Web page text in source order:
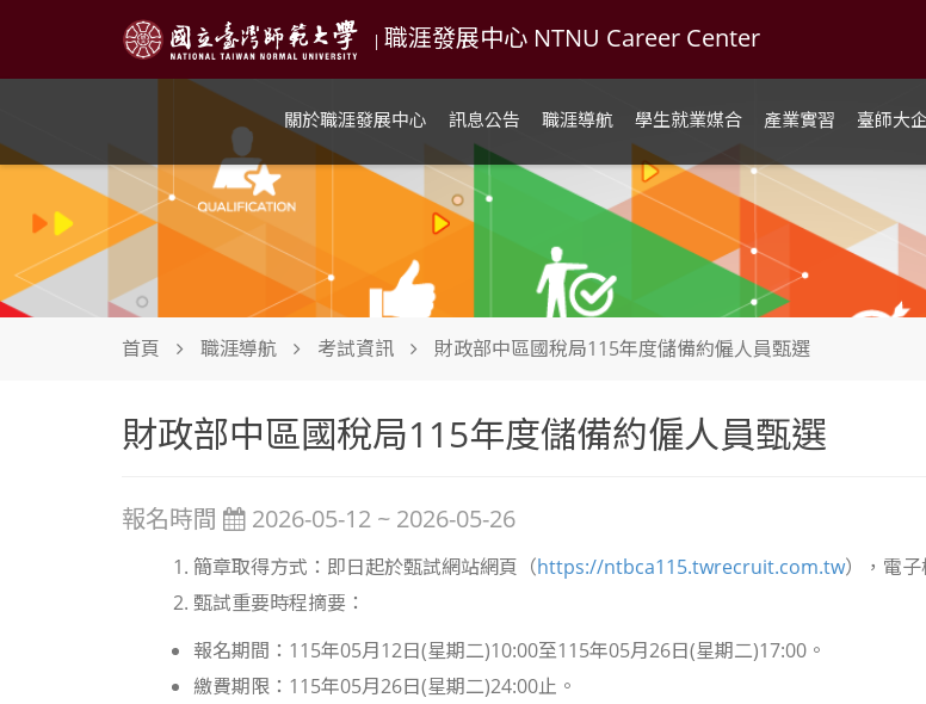
| 職涯發展中心 NTNU Career Center
關於職涯發展中心 訊息公告 職涯導航 學生就業媒合 產業實習 臺師大
首頁 職涯導航 考試資訊 財政部中區國稅局115年度儲備約僱人員甄選
財政部中區國稅局115年度儲備約僱人員甄選
報名時間 2026-05-12 ~ 2026-05-26
簡章取得方式：即日起於甄試網站網頁（https://ntbca115.twrecruit.com.tw），電子
甄試重要時程摘要：
報名期間：115年05月12日(星期二)10:00至115年05月26日(星期二)17:00。
繳費期限：115年05月26日(星期二)24:00止。